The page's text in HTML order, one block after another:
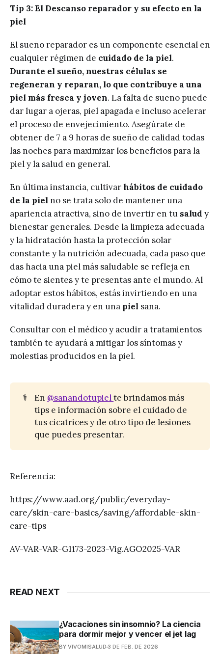
Tip 3: El Descanso reparador y su efecto en la
piel
El sueño reparador es un componente esencial en
cualquier régimen de cuidado de la piel.
Durante el sueño, nuestras células se
regeneran y reparan, lo que contribuye a una
piel más fresca y joven. La falta de sueño puede
dar lugar a ojeras, piel apagada e incluso acelerar
el proceso de envejecimiento. Asegúrate de
obtener de 7 a 9 horas de sueño de calidad todas
las noches para maximizar los beneficios para la
piel y la salud en general.
En última instancia, cultivarhábitos de cuidado
de la piel no se trata solo de mantener una
apariencia atractiva, sino de invertir en tu salud y
bienestar generales. Desde la limpieza adecuada
y la hidratación hasta la protección solar
constante y la nutrición adecuada, cada paso que
das hacia una piel más saludable se refleja en
cómo te sientes y te presentas ante el mundo. Al
adoptar estos hábitos, estás invirtiendo en una
vitalidad duradera y en una piel sana.
Consultar con el médico y acudir a tratamientos
también te ayudará a mitigar los síntomas y
molestias producidos en la piel.
⚕️ En @sanandotupielte brindamos más
tips e información sobre el cuidado de
tus cicatrices y de otro tipo de lesiones
que puedes presentar.
Referencia:
https://www.aad.org/public/everyday-
care/skin-care-basics/saving/affordable-skin-
care-tips
AV-VAR-VAR-G1173-2023-Vig.AGO2025-VAR
READ NEXT
¿Vacaciones sin insomnio? La ciencia
para dormir mejor y vencer el jet lag
BY VIVOMISALUD 3 DE FEB. DE 2026